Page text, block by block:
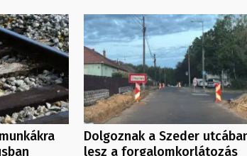
Dolgoznak a Szeder
lesz a forgalomkorlátozás